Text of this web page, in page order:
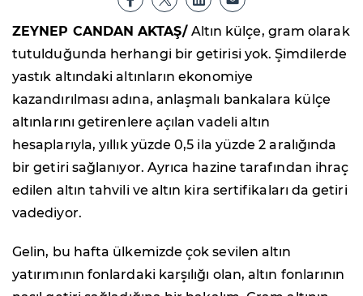
ZEYNEP CANDAN AKTAŞ/ Altın külçe, gram olarak
tutulduğunda herhangi bir getirisi yok. Şimdilerde
yastık altındaki altınların ekonomiye
kazandırılması adına, anlaşmalı bankalara külçe
altınlarını getirenlere açılan vadeli altın
hesaplarıyla, yıllık yüzde 0,5 ila yüzde 2 aralığında
bir getiri sağlanıyor. Ayrıca hazine tarafından ihraç
edilen altın tahvili ve altın kira sertifikaları da getiri
vadediyor.
Gelin, bu hafta ülkemizde çok sevilen altın
yatırımının fonlardaki karşılığı olan, altın fonlarının